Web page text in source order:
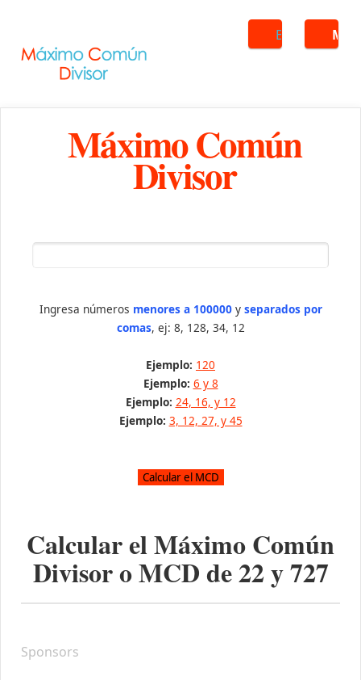
Buscar
Máximo Común
Divisor
Ingresa números menores a 100000y separados por
comas, ej: 8, 128, 34, 12
Ejemplo: 120
Ejemplo: 6 y 8
Ejemplo: 24, 16, y 12
Ejemplo: 3, 12, 27, y 45
Calcular el Máximo Común
Divisor o MCD de22y727
Sponsors